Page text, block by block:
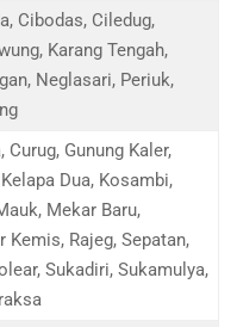
Cibodas, Ciledug,
Karang Tengah,
Neglasari, Periuk,
Curug, Gunung Kaler,
Dua, Kosambi,
Mekar Baru,
Kemis, Rajeg, Sepatan,
Sukadiri, Sukamulya,